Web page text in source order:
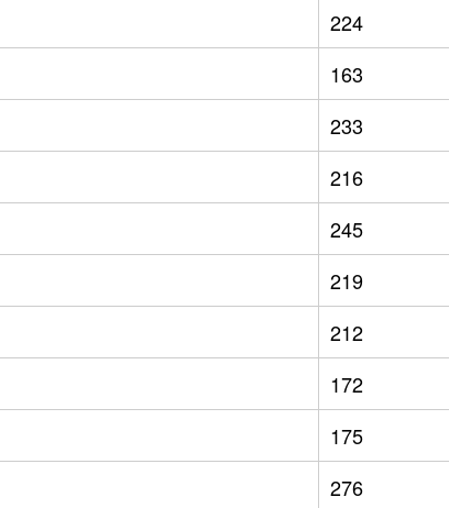
224
163
233
216
245
219
212
172
175
276